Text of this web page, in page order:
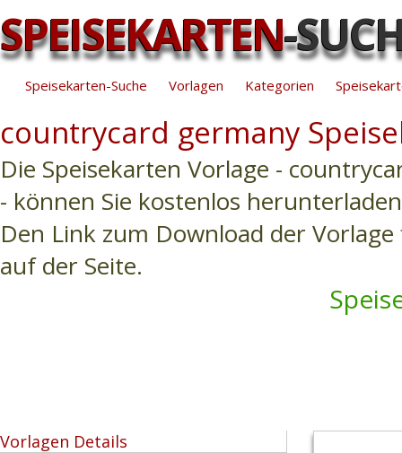
SPEISEKARTEN-
Speisekarten-Suche Vorlagen Kategorien
countrycard germany
Die Speisekarten Vorlage -
- können Sie kostenlos
Den Link zum Download der
auf der Seite.
Vorlagen Details